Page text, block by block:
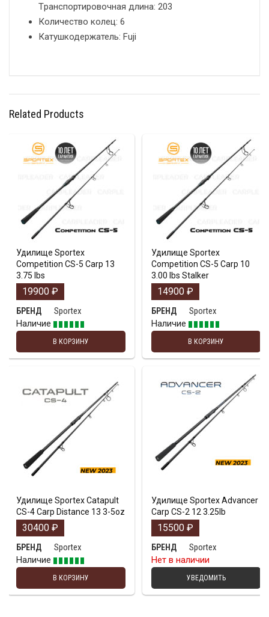
Tранспортировочная длина: 203
Количество колец: 6
Катушкодержатель: Fuji
Related Products
Удилище Sportex
Competition CS-5 Carp 13
3.75 lbs
19900 ₽
БРЕНД
Sportex
Наличие
В КОРЗИНУ
Удилище Sportex
Competition CS-5 Carp 10
3.00 lbs Stalker
14900 ₽
БРЕНД
Sportex
Наличие
В КОРЗИНУ
Удилище Sportex Catapult
CS-4 Carp Distance 13 3-5oz
30400 ₽
БРЕНД
Sportex
Наличие
В КОРЗИНУ
Удилище Sportex Advancer
Carp CS-2 12 3.25lb
15500 ₽
БРЕНД
Sportex
Нет в наличии
УВЕДОМИТЬ